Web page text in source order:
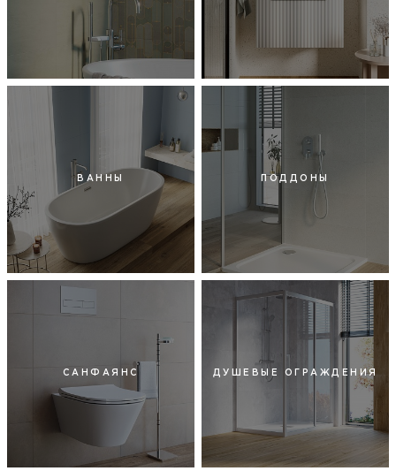
ВАННЫ ПОДДОНЫ
САНФАЯНС ДУШЕВЫЕ ОГРАЖДЕНИЯ